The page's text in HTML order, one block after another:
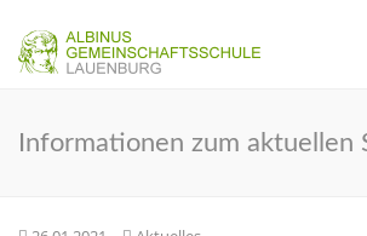
Informationen zum aktuellen